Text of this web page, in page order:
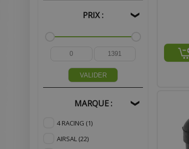
PRIX : ❯
VALIDER
MARQUE : ❯
4 RACING (1)
AIRSAL (22)